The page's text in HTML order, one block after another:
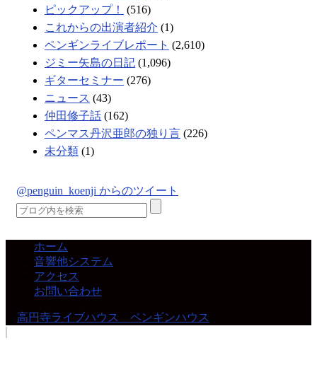
ピックアップ！
(516)
これからの出演者紹介 (1)
ペンギンライブレポート (2,610)
ジミー矢島の日記 (1,096)
ギターセミナー (276)
ニュース (43)
仲田修子話 (162)
ペンマス丹沢亜郎の独り言 (226)
未分類 (1)
@penguin_koenji からのツイート
ホーム
音響他システム
アクセス
お問い合わせ
高円寺ライブハウス ペンギンハウス